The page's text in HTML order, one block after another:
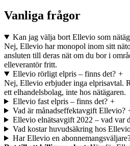
Vanliga frågor
Kan jag välja bort Ellevio som
Nej, Ellevio har monopol inom sitt
ansluten till deras nät om du bor i
elleverantör fritt.
Ellevio rörligt elpris – finns det? +
Nej, Ellevio erbjuder inga elprisavtal.
ett elhandelsbolag, inte hos nätägaren.
Ellevio fast elpris – finns det? +
Vad är månadseffektavgift Ellevio?
Ellevio elnätsavgift 2022 – vad var
Vad kostar huvudsäkring hos
Har Ellevio en